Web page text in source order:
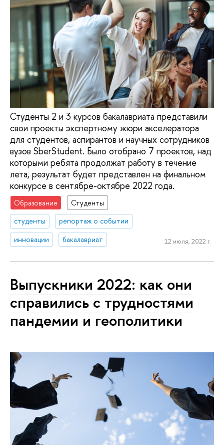
Студенты 2 и 3 курсов бакалавриата представили
свои проекты экспертному жюри акселератора
для студентов, аспирантов и научных сотрудников
вузов SberStudent. Было отобрано 7 проектов, над
которыми ребята продолжат работу в течение
лета, результат будет представлен на финальном
конкурсе в сентябре-октябре 2022 года.
Образование
Студенты
студенты
репортаж о событии
инновации
бакалавриат 12 июля, 2022 г.
Выпускники 2022: как они
справились с трудностями
пандемии и геополитики